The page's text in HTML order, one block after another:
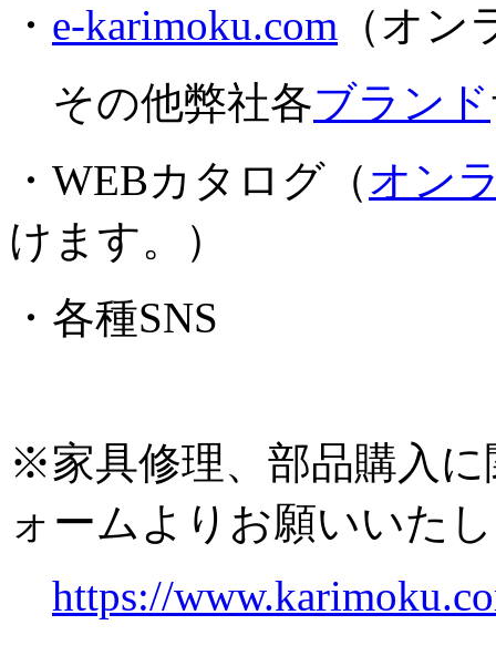
・ e-karimoku.com （オ
その他弊社各ブランド
・WEBカタログ（オン
けます。）
・各種SNS
※家具修理、部品購入
ォームよりお願いいた
https://